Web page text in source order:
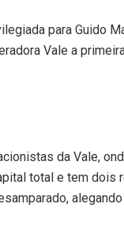
para Guido
Vale a
da Vale,
total e tem dois